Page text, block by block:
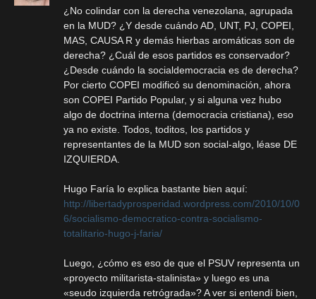
¿No colindar con la derecha venezolana, agrupada
en la MUD? ¿Y desde cuándo AD, UNT, PJ, COPEI,
MAS, CAUSA R y demás hierbas aromáticas son de
derecha? ¿Cuál de esos partidos es conservador?
¿Desde cuándo la socialdemocracia es de derecha?
Por cierto COPEI modificó su denominación, ahora
son COPEI Partido Popular, y si alguna vez hubo
algo de doctrina interna (democracia cristiana), eso
ya no existe. Todos, toditos, los partidos y
representantes de la MUD son social-algo, léase DE
IZQUIERDA.
Hugo Faría lo explica bastante bien aquí:
http://libertadyprosperidad.wordpress.com/2010/10/0
6/socialismo-democratico-contra-socialismo-
totalitario-hugo-j-faria/
Luego, ¿cómo es eso de que el PSUV representa un
«proyecto militarista-stalinista» y luego es una
«seudo izquierda retrógrada»? A ver si entendí bien,